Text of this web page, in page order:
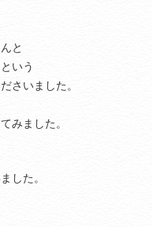
と
いう
さいました。
みました。
した。